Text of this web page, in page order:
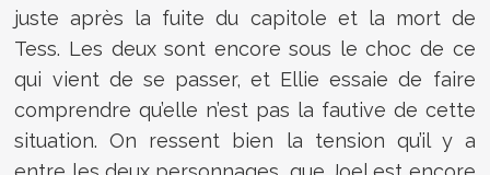
juste après la fuite du capitole et la mort de
Tess. Les deux sont encore sous le choc de ce
qui vient de se passer, et Ellie essaie de faire
comprendre qu’elle n’est pas la fautive de cette
situation. On ressent bien la tension qu’il y a